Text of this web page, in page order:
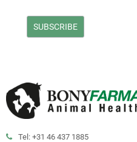
Tel: +31 46 437 1885